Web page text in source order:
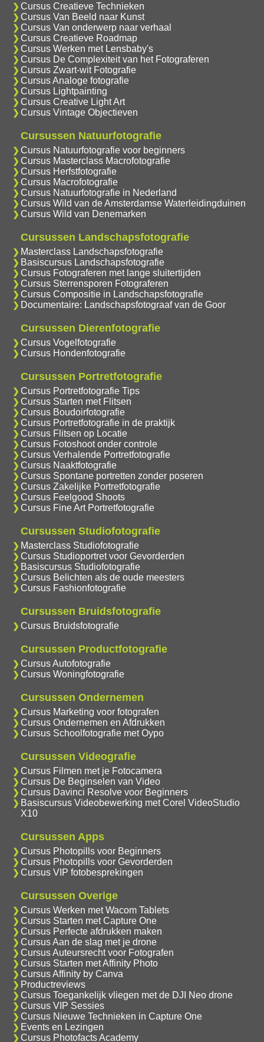
Cursus Creatieve Technieken
Cursus Van Beeld naar Kunst
Cursus Van onderwerp naar verhaal
Cursus Creatieve Roadmap
Cursus Werken met Lensbaby's
Cursus De Complexiteit van het Fotograferen
Cursus Zwart-wit Fotografie
Cursus Analoge fotografie
Cursus Lightpainting
Cursus Creative Light Art
Cursus Vintage Objectieven
Cursussen Natuurfotografie
Cursus Natuurfotografie voor beginners
Cursus Masterclass Macrofotografie
Cursus Herfstfotografie
Cursus Macrofotografie
Cursus Natuurfotografie in Nederland
Cursus Wild van de Amsterdamse Waterleidingduinen
Cursus Wild van Denemarken
Cursussen Landschapsfotografie
Masterclass Landschapsfotografie
Basiscursus Landschapsfotografie
Cursus Fotograferen met lange sluitertijden
Cursus Sterrensporen Fotograferen
Cursus Compositie in Landschapsfotografie
Documentaire: Landschapsfotograaf van de Goor
Cursussen Dierenfotografie
Cursus Vogelfotografie
Cursus Hondenfotografie
Cursussen Portretfotografie
Cursus Portretfotografie Tips
Cursus Starten met Flitsen
Cursus Boudoirfotografie
Cursus Portretfotografie in de praktijk
Cursus Flitsen op Locatie
Cursus Fotoshoot onder controle
Cursus Verhalende Portretfotografie
Cursus Naaktfotografie
Cursus Spontane portretten zonder poseren
Cursus Zakelijke Portretfotografie
Cursus Feelgood Shoots
Cursus Fine Art Portretfotografie
Cursussen Studiofotografie
Masterclass Studiofotografie
Cursus Studioportret voor Gevorderden
Basiscursus Studiofotografie
Cursus Belichten als de oude meesters
Cursus Fashionfotografie
Cursussen Bruidsfotografie
Cursus Bruidsfotografie
Cursussen Productfotografie
Cursus Autofotografie
Cursus Woningfotografie
Cursussen Ondernemen
Cursus Marketing voor fotografen
Cursus Ondernemen en Afdrukken
Cursus Schoolfotografie met Oypo
Cursussen Videografie
Cursus Filmen met je Fotocamera
Cursus De Beginselen van Video
Cursus Davinci Resolve voor Beginners
Basiscursus Videobewerking met Corel VideoStudio
X10
Cursussen Apps
Cursus Photopills voor Beginners
Cursus Photopills voor Gevorderden
Cursus VIP fotobesprekingen
Cursussen Overige
Cursus Werken met Wacom Tablets
Cursus Starten met Capture One
Cursus Perfecte afdrukken maken
Cursus Aan de slag met je drone
Cursus Auteursrecht voor Fotografen
Cursus Starten met Affinity Photo
Cursus Affinity by Canva
Productreviews
Cursus Toegankelijk vliegen met de DJI Neo drone
Cursus VIP Sessies
Cursus Nieuwe Technieken in Capture One
Events en Lezingen
Cursus Photofacts Academy